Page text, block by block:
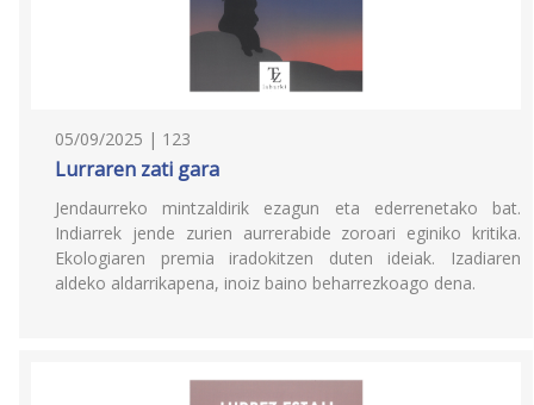
05/09/2025 | 123
Lurraren zati gara
Jendaurreko mintzaldirik ezagun eta ederrenetako bat.
Indiarrek jende zurien aurrerabide zoroari eginiko kritika.
Ekologiaren premia iradokitzen duten ideiak. Izadiaren
aldeko aldarrikapena, inoiz baino beharrezkoago dena.